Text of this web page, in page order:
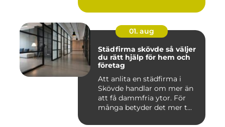
01. aug
Städfirma skövde så väljer
du rätt hjälp för hem och
företag
Att anlita en städfirma i
Skövde handlar om mer än
att få dammfria ytor. För
många betyder det mer t...